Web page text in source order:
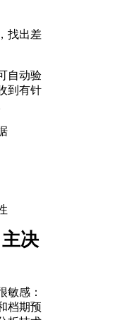
找出差
自动验
到有针
决
敏感：
档期预